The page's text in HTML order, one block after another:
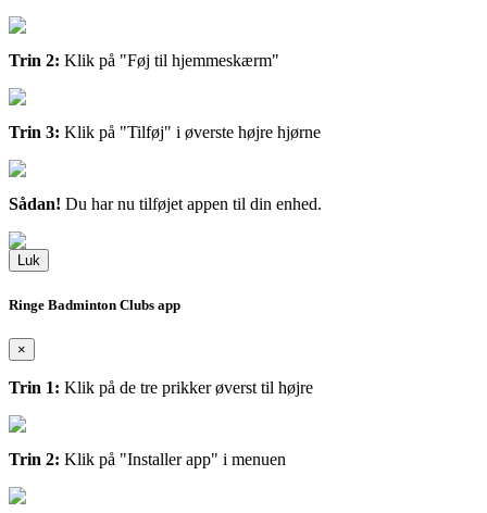
Trin 2: Klik på "Føj til hjemmeskærm"
Trin 3: Klik på "Tilføj" i øverste højre hjørne
Sådan! Du har nu tilføjet appen til din enhed.
Luk
Ringe Badminton Clubs app
×
Trin 1: Klik på de tre prikker øverst til højre
Trin 2: Klik på "Installer app" i menuen